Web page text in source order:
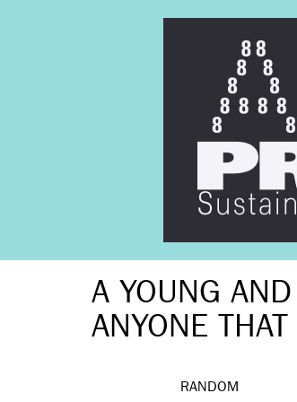
A YOUNG AND
ANYONE THAT
RANDOM